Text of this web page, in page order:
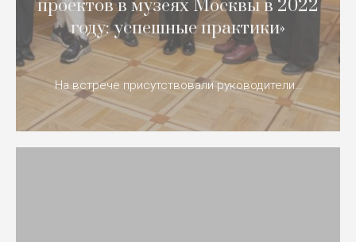
проектов в музеях Москвы в 2022
году: успешные практики»
На встрече присутствовали руководители…